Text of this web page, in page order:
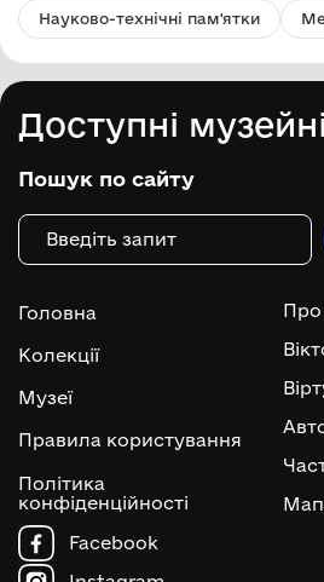
Науково-технічні пам'ятки
Доступні
Пошук по сайту
Головна
Колекції
Музеї
Правила користування
Політика
конфіденційності
Про
Facebook